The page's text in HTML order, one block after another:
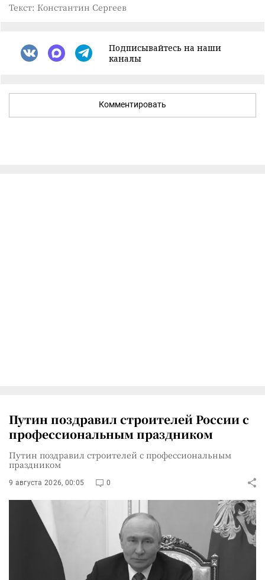
Текст: Константин Сергеев
Подписывайтесь на наши
каналы
Комментировать
Путин поздравил строителей России с
профессиональным праздником
Путин поздравил строителей с профессиональным
праздником
9 августа 2026, 00:05 0